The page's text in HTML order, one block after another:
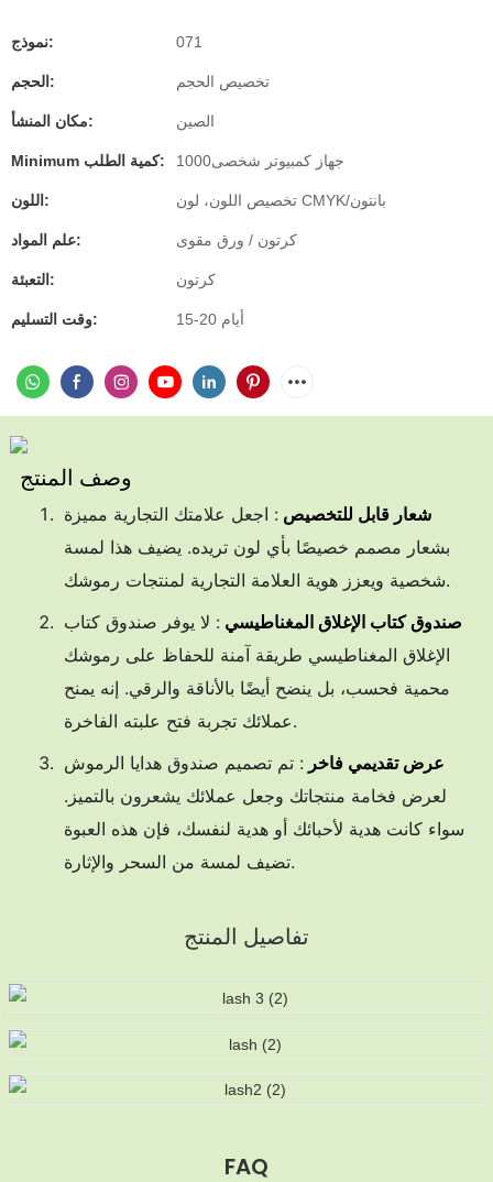
نموذج: 071
الحجم: تخصيص الحجم
مكان المنشأ: الصين
Minimum كمية الطلب: جهاز كمبيوتر شخصى1000
اللون: تخصيص اللون، لون CMYK/بانتون
علم المواد: كرتون / ورق مقوى
التعبئة: كرتون
وقت التسليم: 15-20 أيام
وصف المنتج
شعار قابل للتخصيص: اجعل علامتك التجارية مميزة
بشعار مصمم خصيصًا بأي لون تريده. يضيف هذا لمسة
شخصية ويعزز هوية العلامة التجارية لمنتجات رموشك.
صندوق كتاب الإغلاق المغناطيسي: لا يوفر صندوق كتاب
الإغلاق المغناطيسي طريقة آمنة للحفاظ على رموشك
محمية فحسب، بل ينضح أيضًا بالأناقة والرقي. إنه يمنح
عملائك تجربة فتح علبته الفاخرة.
عرض تقديمي فاخر: تم تصميم صندوق هدايا الرموش
لعرض فخامة منتجاتك وجعل عملائك يشعرون بالتميز.
سواء كانت هدية لأحبائك أو هدية لنفسك، فإن هذه العبوة
تضيف لمسة من السحر والإثارة.
تفاصيل المنتج
FAQ